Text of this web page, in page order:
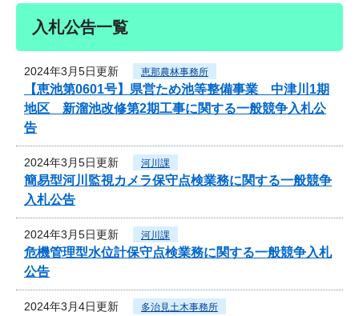
入札公告一覧
2024年3月5日更新 恵那農林事務所
【恵池第0601号】県営ため池等整備事業 中津川1期
地区 新溜池改修第2期工事に関する一般競争入札公
告
2024年3月5日更新 河川課
簡易型河川監視カメラ保守点検業務に関する一般競争
入札公告
2024年3月5日更新 河川課
危機管理型水位計保守点検業務に関する一般競争入札
公告
2024年3月4日更新 多治見土木事務所